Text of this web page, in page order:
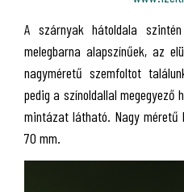
A szárnyak hátoldala
melegbarna alapszínűek, az
nagyméretű szemfoltot
pedig a színoldallal
mintázat látható. Nagy méretű
70 mm.